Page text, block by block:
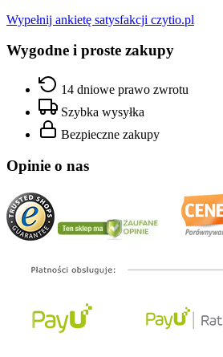
Wypełnij ankietę satysfakcji czytio.pl
Wygodne i proste zakupy
14 dniowe prawo zwrotu
Szybka wysyłka
Bezpieczne zakupy
Opinie o nas